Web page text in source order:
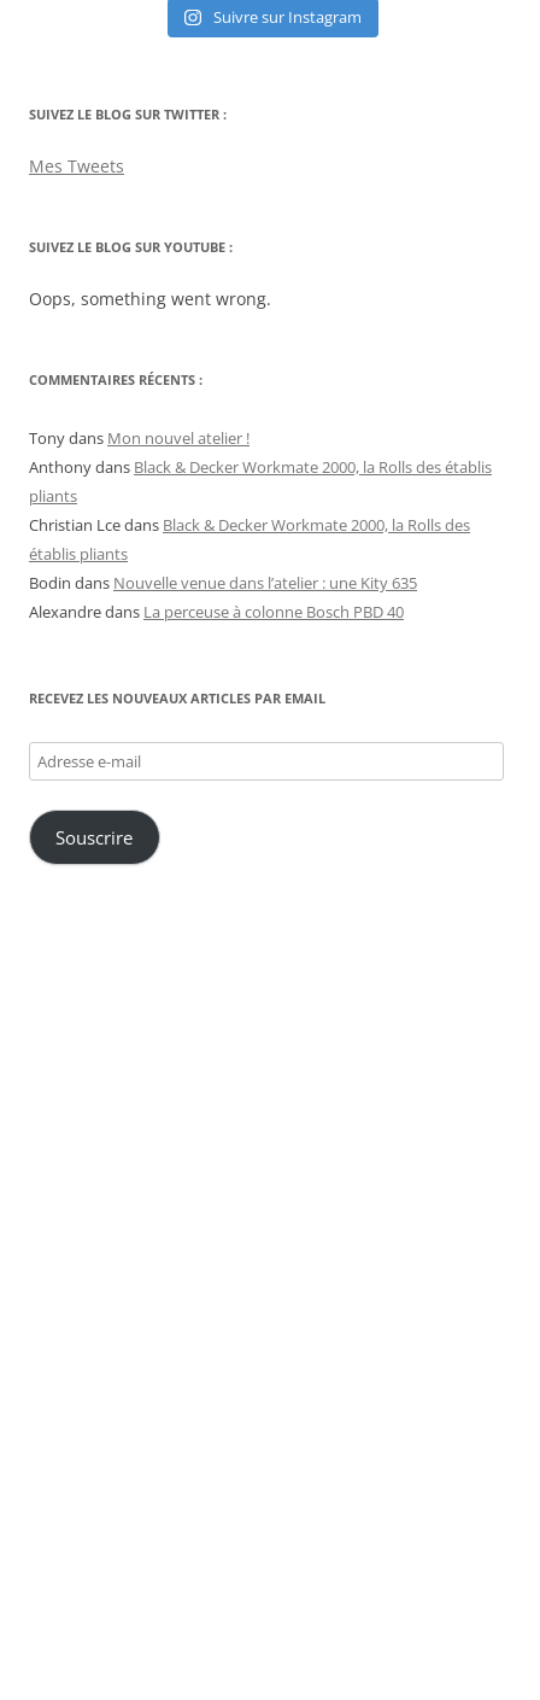
Suivre sur Instagram
SUIVEZ LE BLOG SUR TWITTER :
Mes Tweets
SUIVEZ LE BLOG SUR YOUTUBE :
Oops, something went wrong.
COMMENTAIRES RÉCENTS :
Tonydans Mon nouvel atelier !
Anthonydans Black & Decker Workmate 2000, la Rolls des établis
pliants
Christian Lcedans Black & Decker Workmate 2000, la Rolls des
établis pliants
Bodin dans Nouvelle venue dans l’atelier : une Kity 635
Alexandredans La perceuse à colonne Bosch PBD 40
RECEVEZ LES NOUVEAUX ARTICLES PAR EMAIL
Adresse
e-
mail
Souscrire